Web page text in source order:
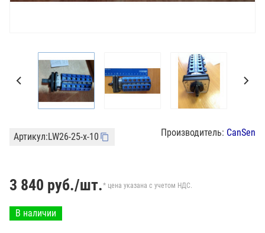
Артикул:LW26-25-x-10 Производитель: CanSen
3 840 руб./шт.* цена указана с учетом НДС.
В наличии